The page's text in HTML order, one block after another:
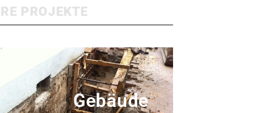
PROJEKTE
Gebäude